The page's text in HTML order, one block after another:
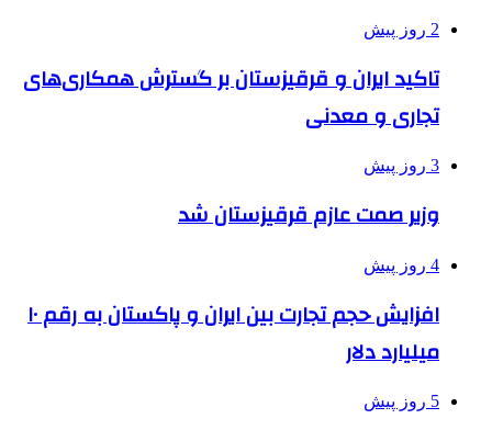
2 روز پیش
تاکید ایران و قرقیزستان بر گسترش همکاری‌های
تجاری و معدنی
3 روز پیش
وزیر صمت عازم قرقیزستان شد
4 روز پیش
افزایش حجم تجارت بین ایران و پاکستان به رقم ۱۰
میلیارد دلار
5 روز پیش